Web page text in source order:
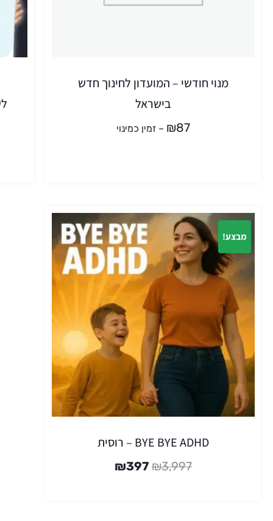
מנוי חודשי – המועדון לחינוך חדש
בישראל
₪87
–זמין כמינוי
מבצע!
BYE BYE ADHD – רוסית
₪3,997
₪397